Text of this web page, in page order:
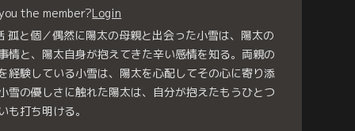
the member?Login
孤と個／偶然に陽太の母親と出会った小雪は、陽太の
情と、陽太自身が抱えてきた辛い感情を知る。両親の
経験している小雪は、陽太を心配してその心に寄り添
雪の優しさに触れた陽太は、自分が抱えたもうひとつ
も打ち明ける。